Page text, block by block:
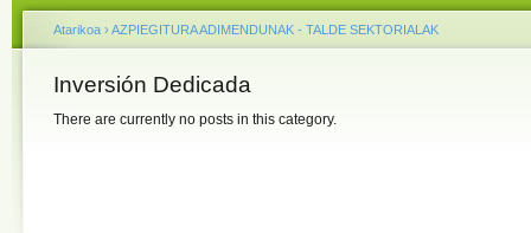
Atarikoa › AZPIEGITURA ADIMENDUNAK - TALDE SEKTORIALAK
Inversión Dedicada
There are currently no posts in this category.